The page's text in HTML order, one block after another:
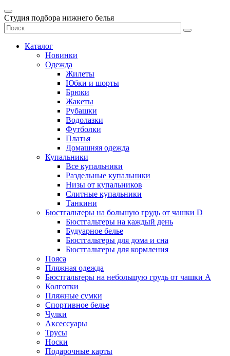
Студия подбора нижнего белья
Каталог
Новинки
Одежда
Жилеты
Юбки и шорты
Брюки
Жакеты
Рубашки
Водолазки
Футболки
Платья
Домашняя одежда
Купальники
Все купальники
Раздельные купальники
Низы от купальников
Слитные купальники
Танкини
Бюстгальтеры на большую грудь от чашки D
Бюстгальтеры на каждый день
Будуарное белье
Бюстгальтеры для дома и сна
Бюстгальтеры для кормления
Пояса
Пляжная одежда
Бюстгальтеры на небольшую грудь от чашки А
Колготки
Пляжные сумки
Спортивное белье
Чулки
Аксессуары
Трусы
Носки
Подарочные карты